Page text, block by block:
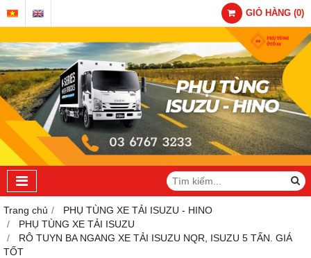
GIỎ HÀNG (0)
Trang chủ
PHỤ TÙNG XE TẢI ISUZU - HINO
PHỤ TÙNG XE TẢI ISUZU
RÔ TUYN BA NGANG XE TẢI ISUZU NQR, ISUZU 5 TẤN. GIÁ
TỐT